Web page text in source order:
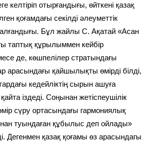
келтіріп отырғандығы, өйткені қазақ
қоғамдағы секілді әлеуметтік
Бұл жайлы С. Ақатай «Асан
таптық құрылыммен кейбір
де, көшпелілер стратындағы
арасындағы қайшылықты өмірді білді,
кедейліктің сырын ашуға
іздеді. Соңынан жетіспеушілік
сүру ортасындағы гармониялық
туындаған құбылыс деп ойлады»
Дегенмен қазақ қоғамы өз арасындагы